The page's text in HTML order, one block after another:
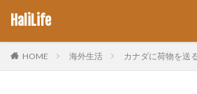
HaliLife
HOME 海外生活 カナダに荷物を送